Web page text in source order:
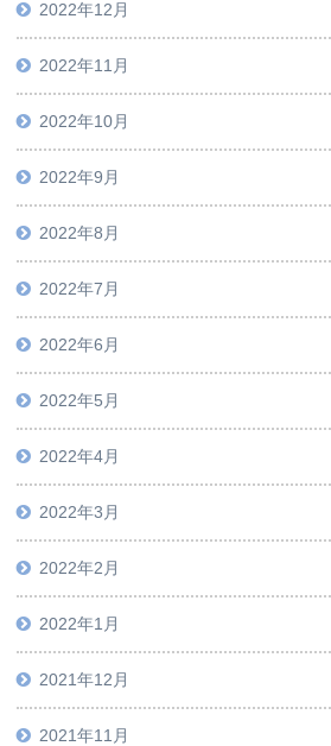
2022年12月
2022年11月
2022年10月
2022年9月
2022年8月
2022年7月
2022年6月
2022年5月
2022年4月
2022年3月
2022年2月
2022年1月
2021年12月
2021年11月